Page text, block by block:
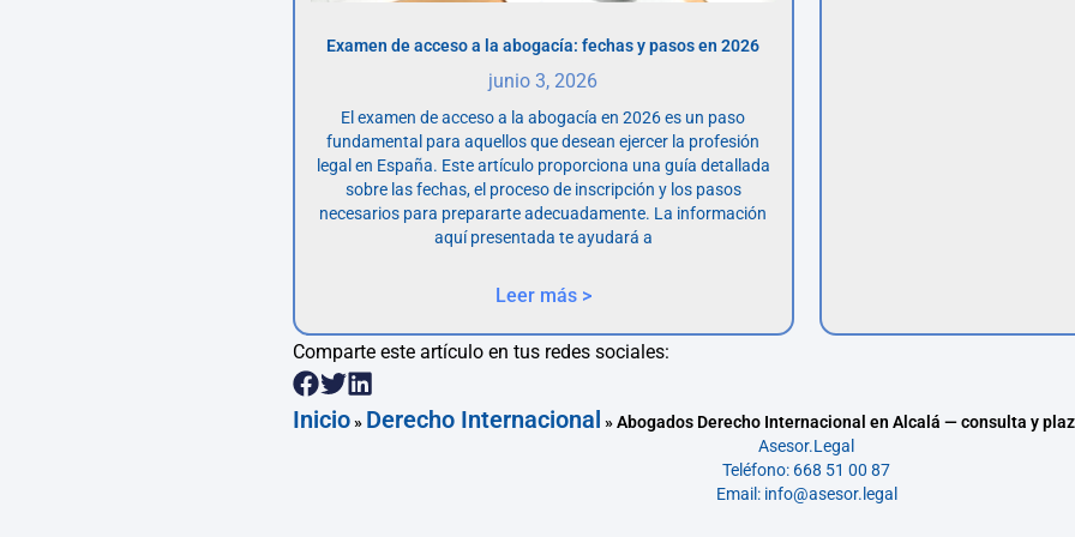
Examen de acceso a la abogacía: fechas y pasos en 2026
junio 3, 2026
El examen de acceso a la abogacía en 2026 es un paso
fundamental para aquellos que desean ejercer la profesión
legal en España. Este artículo proporciona una guía detallada
sobre las fechas, el proceso de inscripción y los pasos
necesarios para prepararte adecuadamente. La información
aquí presentada te ayudará a
Leer más >
Comparte este artículo en tus redes sociales:
Inicio» Derecho Internacional »Abogados Derecho Internacional en Alcalá — consulta y
Asesor.Legal
Teléfono: 668 51 00 87
Email: info@asesor.legal